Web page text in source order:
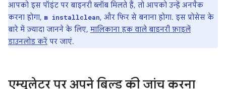
आपको इस पॉइंट पर बाइनरी ब्लॉब मिलते हैं, तो आपको उन्हें अनपैक
करना होगा, m installclean, और फिर से बनाना होगा. इस प्रोसेस के
बारे में ज़्यादा जानने के लिए, मालिकाना हक वाले बाइनरी फ़ाइलें
डाउनलोड करें पर जाएं.
एम्युलेटर पर अपने बिल्ड की जांच करना